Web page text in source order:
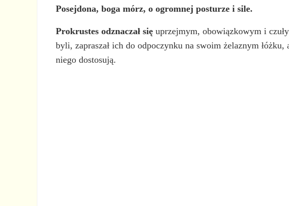
Posejdona, boga mórz, o ogromnej posturze i sile.
Prokrustes odznaczał się uprzejmym, obowiązkowym i
byli, zapraszał ich do odpoczynku na swoim żelaznym
niego dostosują.